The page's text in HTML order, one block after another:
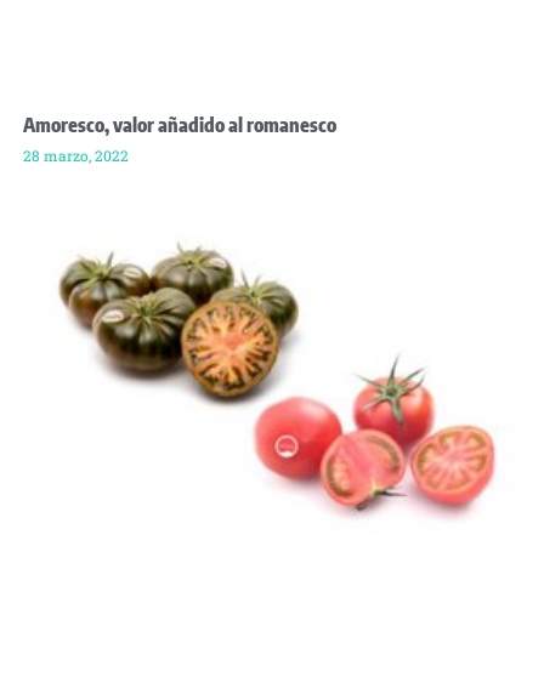
Amoresco, valor añadido al romanesco
28 marzo, 2022